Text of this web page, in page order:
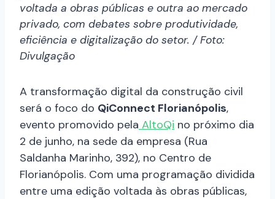
voltada a obras públicas e outra ao mercado
privado, com debates sobre produtividade,
eficiência e digitalização do setor. / Foto:
Divulgação
A transformação digital da construção civil
será o foco do QiConnect Florianópolis,
evento promovido pela AltoQi no próximo dia
2 de junho, na sede da empresa (Rua
Saldanha Marinho, 392), no Centro de
Florianópolis. Com uma programação dividida
entre uma edição voltada às obras públicas,